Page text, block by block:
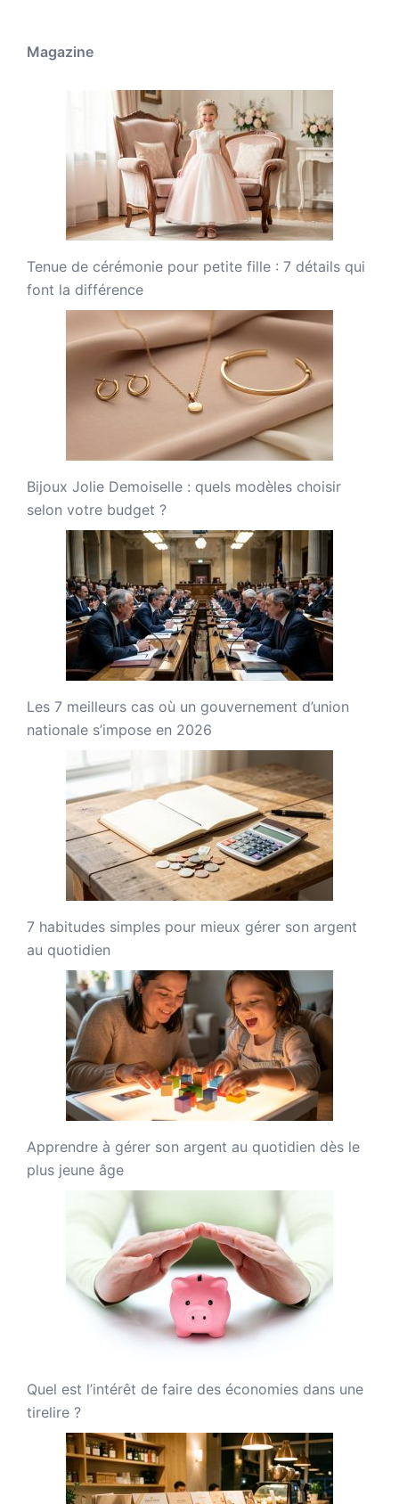
Magazine
Tenue de cérémonie pour petite fille : 7 détails qui
font la différence
Bijoux Jolie Demoiselle : quels modèles choisir
selon votre budget ?
Les 7 meilleurs cas où un gouvernement d’union
nationale s’impose en 2026
7 habitudes simples pour mieux gérer son argent
au quotidien
Apprendre à gérer son argent au quotidien dès le
plus jeune âge
Quel est l’intérêt de faire des économies dans une
tirelire ?